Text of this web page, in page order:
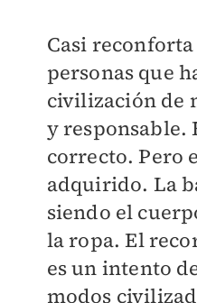
Casi
personas que
civilización de
y responsable.
correcto. Pero
adquirido. La
siendo el
la ropa. El
es un intento
modos